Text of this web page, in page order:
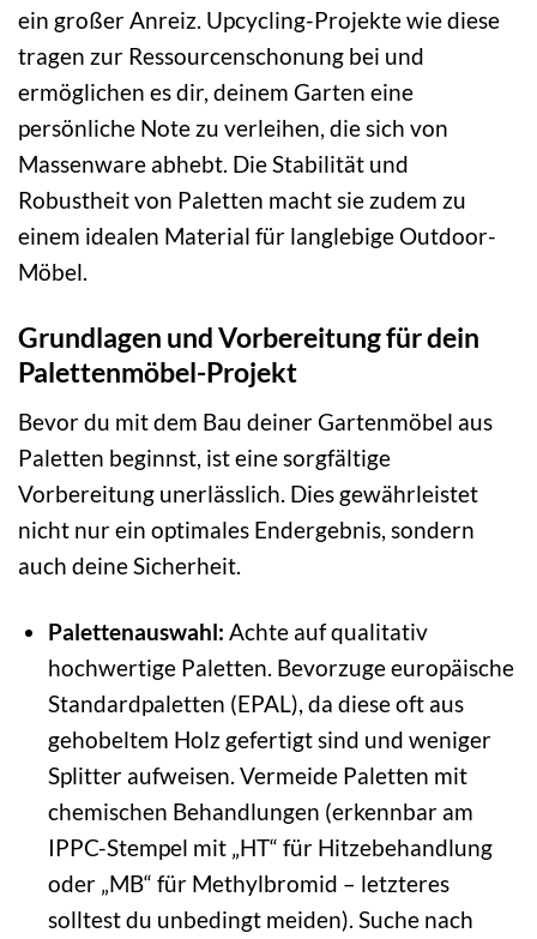
ein großer Anreiz. Upcycling-Projekte wie diese
tragen zur Ressourcenschonung bei und
ermöglichen es dir, deinem Garten eine
persönliche Note zu verleihen, die sich von
Massenware abhebt. Die Stabilität und
Robustheit von Paletten macht sie zudem zu
einem idealen Material für langlebige Outdoor-
Möbel.
Grundlagen und Vorbereitung für dein
Palettenmöbel-Projekt
Bevor du mit dem Bau deiner Gartenmöbel aus
Paletten beginnst, ist eine sorgfältige
Vorbereitung unerlässlich. Dies gewährleistet
nicht nur ein optimales Endergebnis, sondern
auch deine Sicherheit.
Palettenauswahl: Achte auf qualitativ
hochwertige Paletten. Bevorzuge europäische
Standardpaletten (EPAL), da diese oft aus
gehobeltem Holz gefertigt sind und weniger
Splitter aufweisen. Vermeide Paletten mit
chemischen Behandlungen (erkennbar am
IPPC-Stempel mit „HT“ für Hitzebehandlung
oder „MB“ für Methylbromid – letzteres
solltest du unbedingt meiden). Suche nach